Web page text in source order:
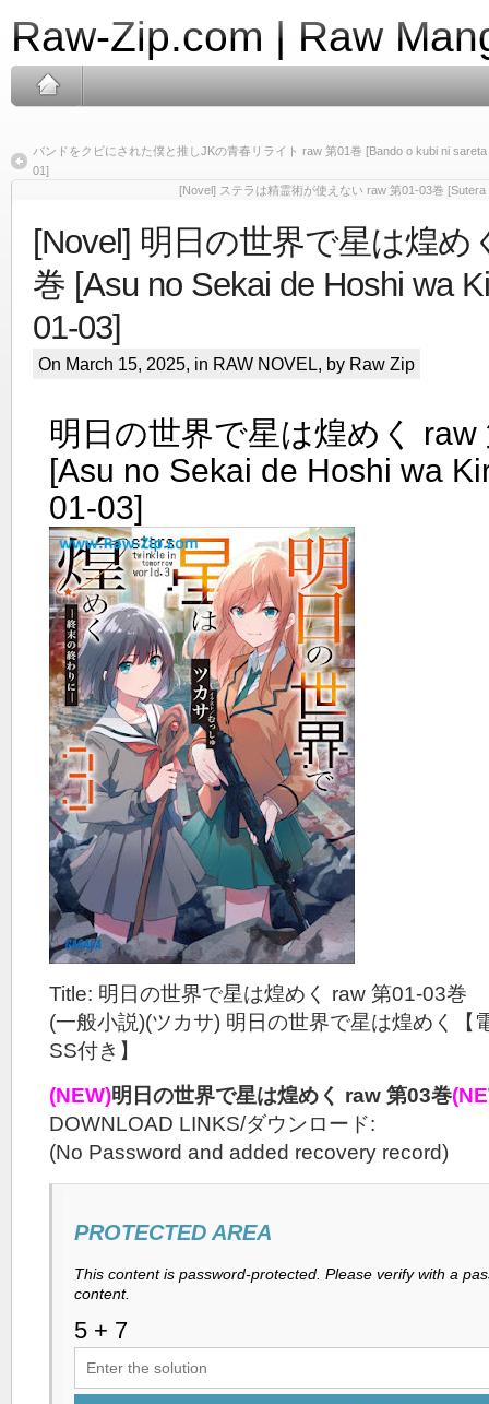
Raw-Zip.com | Raw
バンドをクビにされた僕と推しJKの青春リライト raw 第01巻 [Bando o kubi ni
01]
[Novel] ステラは精霊術が使えない raw 第01-03巻
[Novel] 明日の世界で星は煌め
巻 [Asu no Sekai de Hoshi wa
01-03]
On March 15, 2025, in RAW NOVEL, by Raw Zip
明日の世界で星は煌めく raw
[Asu no Sekai de Hoshi wa
01-03]
Title: 明日の世界で星は煌めく raw 第01-03巻
(一般小説)(ツカサ) 明日の世界で星は煌めく【
SS付き】
(NEW)明日の世界で星は煌めく raw 第03巻
DOWNLOAD LINKS/ダウンロード:
(No Password and added recovery record)
PROTECTED AREA
This content is password-protected. Please verify with a
content.